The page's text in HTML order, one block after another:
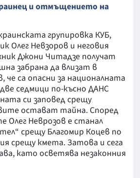
и отмъщението на
групировка КУБ,
Олег Невзоров и неговия
Джони Читадзе получат
забрана да влизат в
че са опасни за националната
седмици по-късно ДАНС
си заповед срещу
остават тайна. Според
Олег Неврозов е станал
срещу Благомир Коцев по
срещу кмета. Затова и сега
като осветява незаконния